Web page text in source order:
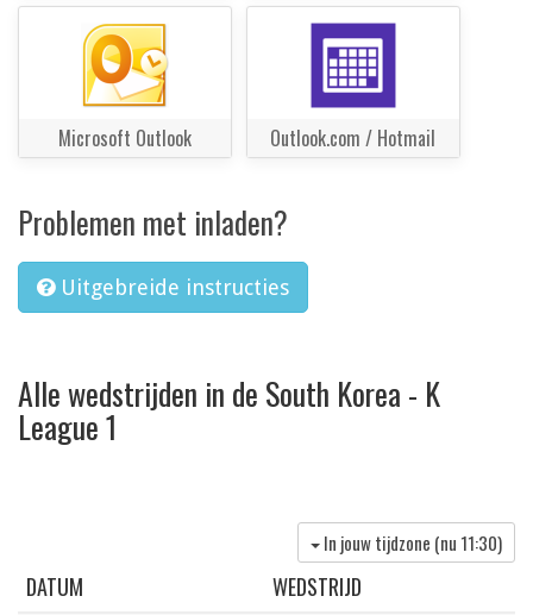
Microsoft Outlook Outlook.com / Hotmail
Problemen met inladen?
Uitgebreide instructies
Alle wedstrijden in de South Korea - K
League 1
In jouw tijdzone (nu 11:30)
DATUM WEDSTRIJD